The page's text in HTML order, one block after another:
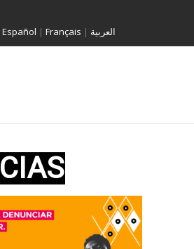
Español | Français | العربية